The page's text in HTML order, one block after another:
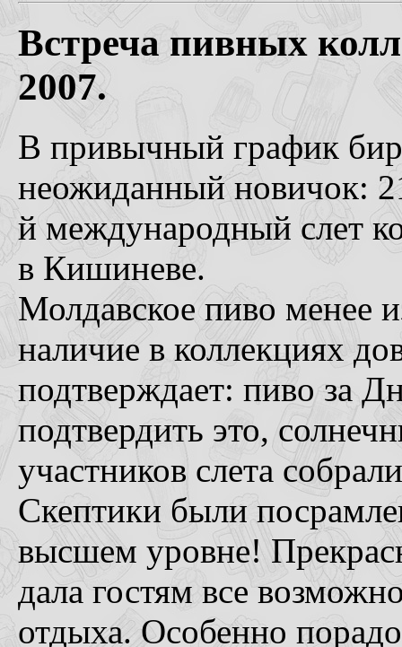
Встреча пивных
2007.
В привычный график
неожиданный новичок:
й международный слет
в Кишиневе.
Молдавское пиво менее
наличие в коллекциях
подтверждает: пиво за
подтвердить это,
участников слета
Скептики были
высшем уровне!
дала гостям все
отдыха. Особенно